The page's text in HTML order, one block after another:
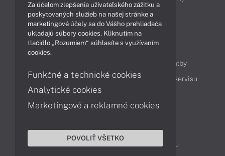
Technológie
Videá
Obsah
Možnosti doručenia a platby
Podpora a servis
Servisné služby Cenník servisu
Kontakty
043 4224 771
Obchodné oddelenie
Reklamácia tovaru
Za účelom zlepšenia užívateľského zážitku a
poskytovaných služieb na našej stránke a
marketingové účely sa do Vášho prehliadača
ukladajú súbory cookies. Kliknutím na
tlačidlo „Rozumiem“ súhlasíte s využívaním
cookies.
Funkčné a technické cookies
Analytické cookies
Marketingové a reklamné cookies
POVOLIŤ VŠETKO